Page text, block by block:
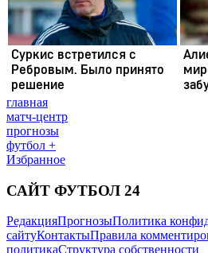
главная
матч-центр
прогнозы
футбол +
Избранное
САЙТ ФУТБОЛ 24
РедакцияПрогнозыПолитика
сайтуКонтактыПравила
политикаСтруктура собственности